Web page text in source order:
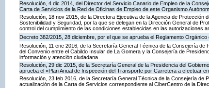
Resolución, 4 dic 2014, del Director del Servicio Canario de Empleo de la
Carta de Servicios de la Red de Oficinas de Empleo de este Organismo
Resolución, 18 nov 2015, de la Directora Ejecutiva de la Agencia de Protección
Sostenibilidad y Seguridad, por la que se delegan en la Dirección General de
control del cumplimiento de las condiciones establecidas en las autorizaciones
Decreto 382/2015, 28 diciembre, por el que se aprueba el Reglamento
Resolución, 11 ene 2016, de la Secretaría General Técnica de la Consejería
del Convenio entre el Cabildo Insular de La Gomera y la Consejería de
información y atención ciudadana
Resolución, 29 dic 2015, de la Secretaría General de la Presidencia del
aprueba el «Plan Anual de Inspección del Transporte por Carretera a efectuar
Resolución, 23 feb 2016, de la Secretaría General Técnica de la Consejería de
actualización de la Carta de Servicios correspondiente al CiberCentro de la